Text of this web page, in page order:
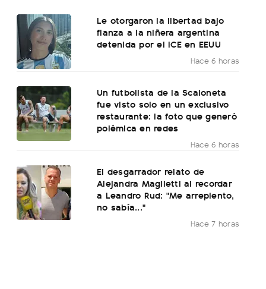
Le otorgaron la libertad bajo
fianza a la niñera argentina
detenida por el ICE en EEUU
Hace 6 horas
Un futbolista de la Scaloneta
fue visto solo en un exclusivo
restaurante: la foto que generó
polémica en redes
Hace 6 horas
El desgarrador relato de
Alejandra Maglietti al recordar
a Leandro Rud: "Me arrepiento,
no sabía..."
Hace 7 horas